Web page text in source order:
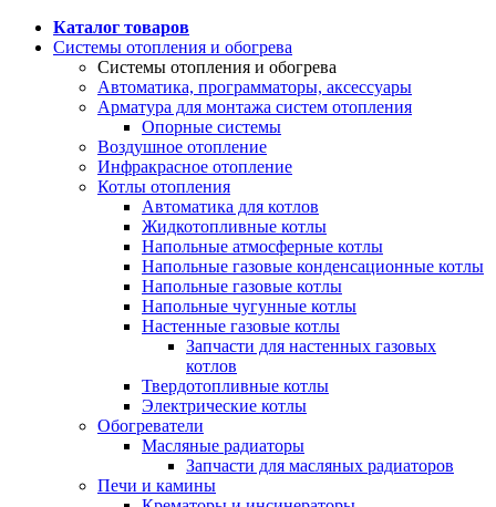
Каталог товаров
Системы отопления и обогрева
Системы отопления и обогрева
Автоматика, программаторы, аксессуары
Арматура для монтажа систем отопления
Опорные системы
Воздушное отопление
Инфракрасное отопление
Котлы отопления
Автоматика для котлов
Жидкотопливные котлы
Напольные атмосферные котлы
Напольные газовые конденсационные котлы
Напольные газовые котлы
Напольные чугунные котлы
Настенные газовые котлы
Запчасти для настенных газовых
котлов
Твердотопливные котлы
Электрические котлы
Обогреватели
Масляные радиаторы
Запчасти для масляных радиаторов
Печи и камины